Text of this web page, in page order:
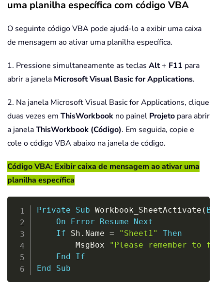
uma planilha específica com código VBA
O seguinte código VBA pode ajudá-lo a exibir uma caixa
de mensagem ao ativar uma planilha específica.
1. Pressione simultaneamente as teclas Alt+ F11 para
abrir a janela Microsoft Visual Basic for Applications.
2. Na janela Microsoft Visual Basic for Applications, clique
duas vezes em ThisWorkbook no painel Projeto para abrir
a janelaThisWorkbook (Código). Em seguida, copie e
cole o código VBA abaixo na janela de código.
Código VBA: Exibir caixa de mensagem ao ativar uma
planilha específica
Private Sub Workbook_SheetActivate (
On
Error Resume
Next
If Sh . Name = "Sheet1"
Then
        MsgBox
"Please remember
End
If
End
Sub
Copy